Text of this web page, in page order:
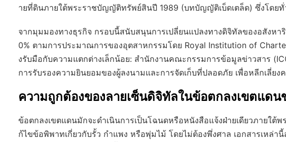
ายที่ดินภายใต้พระราชบัญญัติทรัพย์สินปี 1989 (บทบัญญัติเบ็ดเตล็ด) ซึ่งโดยทั่
จากมุมมองทางธุรกิจ กรอบนี้สนับสนุนการเปลี่ยนแปลงทางดิจิทัลของอสังหา
0% ตามการประมาณการของอุตสาหกรรมโดย Royal Institution of
งรับมือกับความแตกต่างเล็กน้อย: สำนักงานคณะกรรมการข้อมูลข่าวสาร
การรับรองความยินยอมของผู้ลงนามและการจัดเก็บที่ปลอดภัย เพื่อหลีกเลี่ยง
ความถูกต้องของลายเซ็นดิจิทัลในข้อตกลงเขตแด
ข้อตกลงเขตแดนมักจะดำเนินการเป็นโฉนดหรือหนังสือแจ้งฝ่ายเดียวภายใ
ก้ไขข้อพิพาทเกี่ยวกับรั้ว กำแพง หรือพุ่มไม้ โดยไม่ต้องพึ่งศาล เอกสารเหล่า